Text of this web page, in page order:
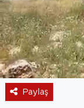
Paylaş